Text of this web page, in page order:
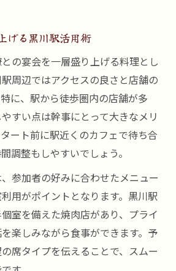
げる黒川駅活用術
の宴会を一層盛り上げる料理とし
周辺ではアクセスの良さと店舗の
に、駅から徒歩圏内の店舗が多
すい点は幹事にとって大きなメリ
ート前に駅近くのカフェで待ち合
調整もしやすいでしょう。
参加者の好みに合わせたメニュー
用がポイントとなります。黒川駅
室を備えた焼肉店があり、プライ
楽しみながら食事ができます。予
席タイプを伝えることで、スムー